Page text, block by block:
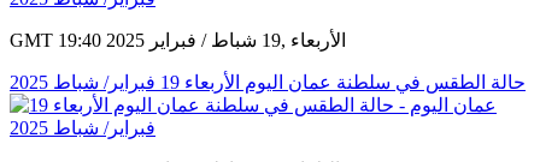
GMT 19:40 2025 الأربعاء ,19 شباط / فبراير
حالة الطقس في سلطنة عمان اليوم الأربعاء 19 فبراير/ شباط 2025